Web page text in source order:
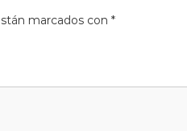
marcados con *